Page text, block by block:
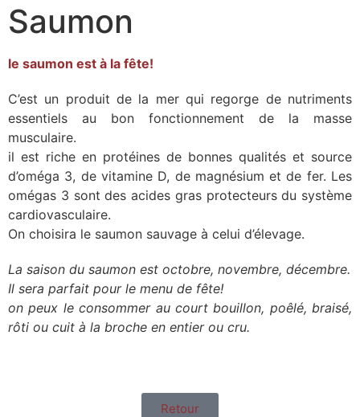
Saumon
le saumon est à la fête!
C’est un produit de la mer qui regorge de nutriments
essentiels au bon fonctionnement de la masse
musculaire.
il est riche en protéines de bonnes qualités et source
d’oméga 3, de vitamine D, de magnésium et de fer. Les
omégas 3 sont des acides gras protecteurs du système
cardiovasculaire.
On choisira le saumon sauvage à celui d’élevage.
La saison du saumon est octobre, novembre, décembre.
Il sera parfait pour le menu de fête!
on peux le consommer au court bouillon, poêlé, braisé,
rôti ou cuit à la broche en entier ou cru.
Retour